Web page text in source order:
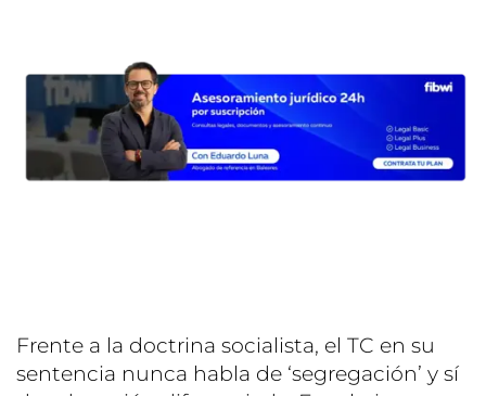
Frente a la doctrina socialista, el TC en su
sentencia nunca habla de ‘segregación’ y sí